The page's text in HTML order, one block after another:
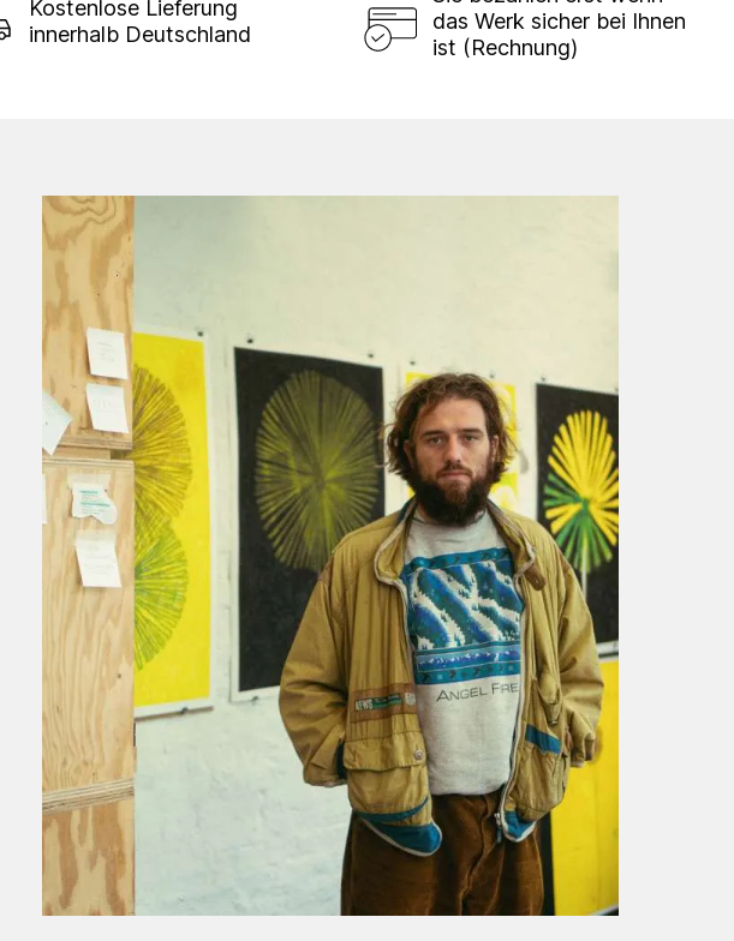
Kostenlose Lieferung
innerhalb Deutschland
das Werk sicher bei Ihnen
ist (Rechnung)